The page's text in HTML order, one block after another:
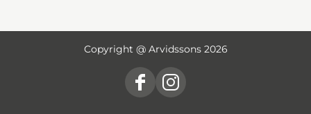
Copyright @ Arvidssons 2026